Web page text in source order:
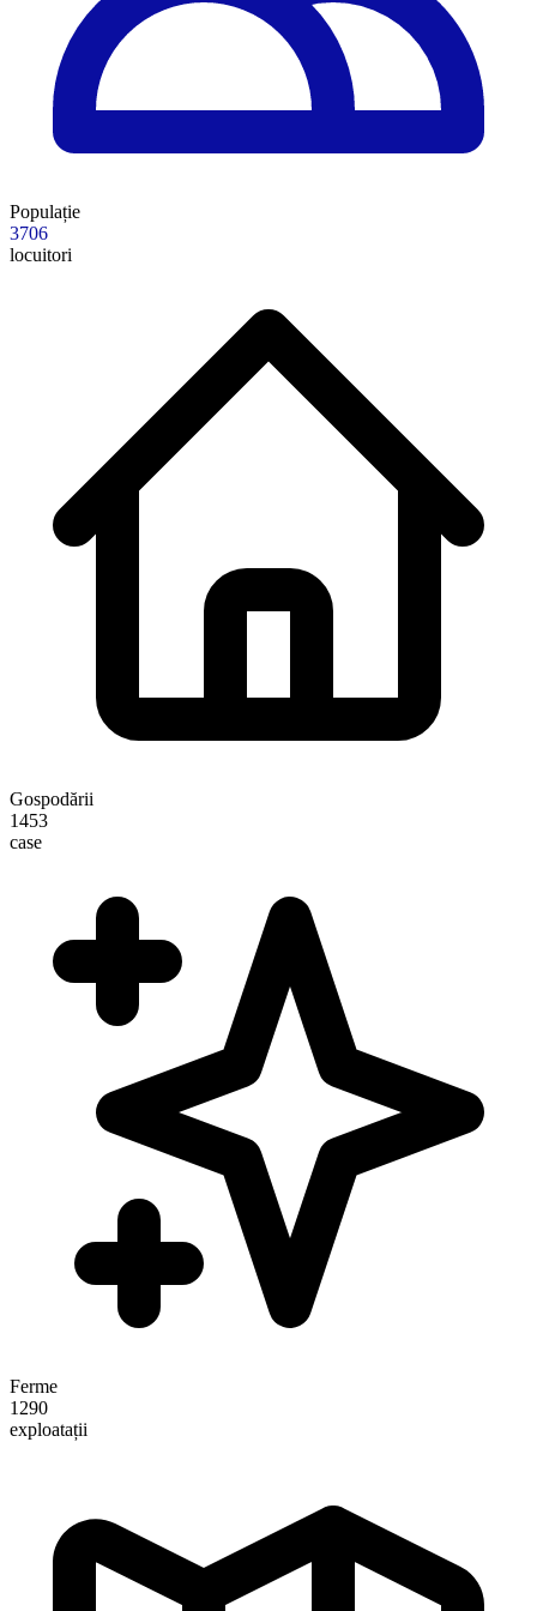
Populație
3706
locuitori
Gospodării
1453
case
Ferme
1290
exploatații